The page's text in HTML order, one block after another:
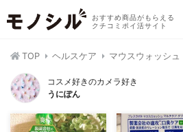
おすすめ商品がもらえる
クチコミポイ活サイト
TOP ヘルスケア マウスウォッシュ
コスメ好きのカメラ好き
うにぽん